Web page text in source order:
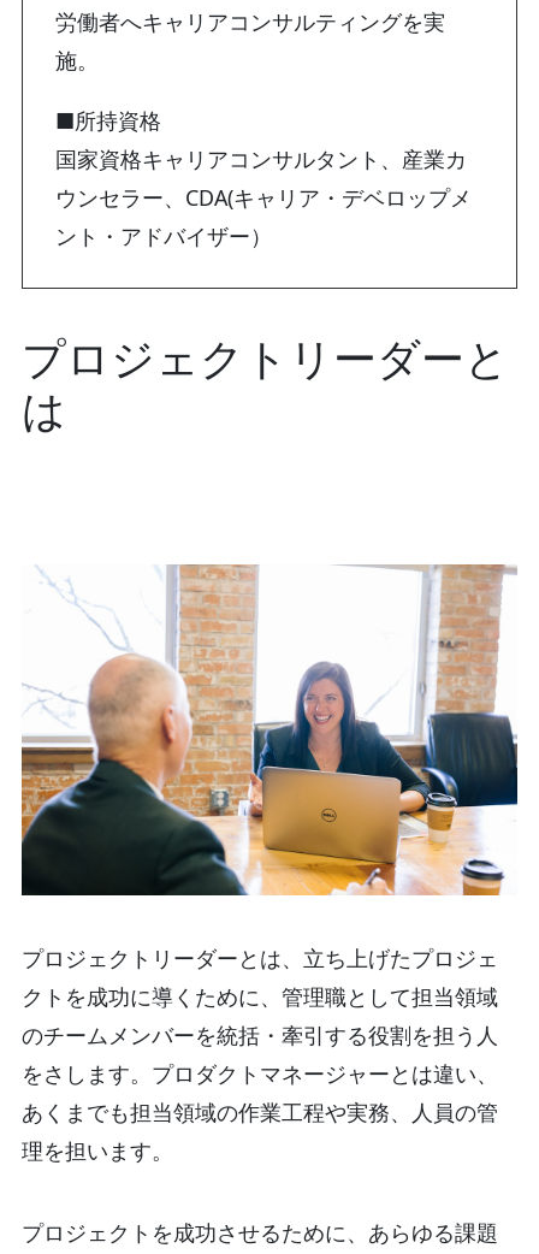
労働者へキャリアコンサルティングを実
施。
■所持資格
国家資格キャリアコンサルタント、産業カ
ウンセラー、CDA(キャリア・デベロップメ
ント・アドバイザー）
プロジェクトリーダーと
は
プロジェクトリーダーとは、立ち上げたプロジェ
クトを成功に導くために、管理職として担当領域
のチームメンバーを統括・牽引する役割を担う人
をさします。プロダクトマネージャーとは違い、
あくまでも担当領域の作業工程や実務、人員の管
理を担います。
プロジェクトを成功させるために、あらゆる課題